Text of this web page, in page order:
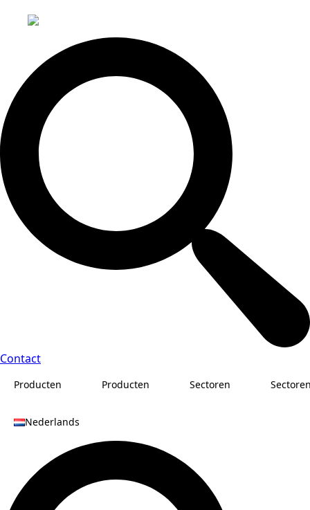
Contact
Producten Producten Sectoren
Nederlands